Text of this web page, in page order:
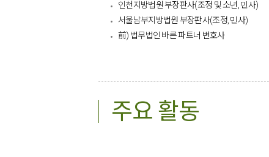
인천지방법원 부장판사(조정 및 소년, 민사)
서울남부지방법원 부장판사(조정, 민사)
前) 법무법인 바른 파트너 변호사
주요 활동